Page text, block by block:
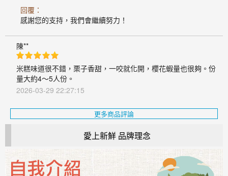
回覆：
感謝您的支持，我們會繼續努力！
陳**
米糕味道很不錯，栗子香甜，一咬就化開，櫻花蝦量也很夠。份
量大約4～5人份。
2026-03-29 22:27:15
更多商品評論
愛上新鮮 品牌理念